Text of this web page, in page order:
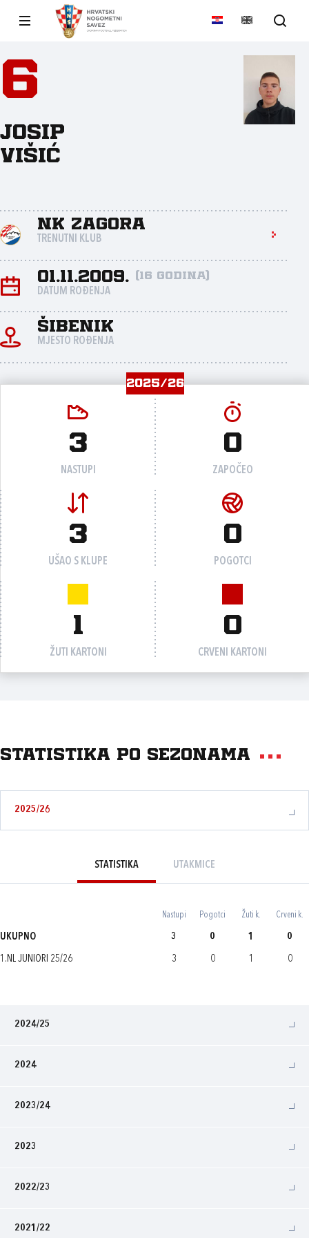
6
Josip
Višić
NK Zagora
TRENUTNI KLUB
01.11.2009. (16 godina)
DATUM ROĐENJA
Šibenik
MJESTO ROĐENJA
2025/26
3
NASTUPI
0
ZAPOČEO
3
UŠAO S KLUPE
0
POGOTCI
1
ŽUTI KARTONI
0
CRVENI KARTONI
Statistika po sezonama
2025/26
STATISTIKA UTAKMICE
Nastupi Pogotci Žuti k. Crveni k.
UKUPNO 3 0 1 0
1.NL JUNIORI 25/26 3 0 1 0
2024/25
2024
2023/24
2023
2022/23
2021/22